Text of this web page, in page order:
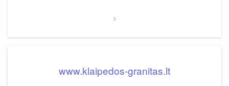
www.klaipedos-granitas.lt